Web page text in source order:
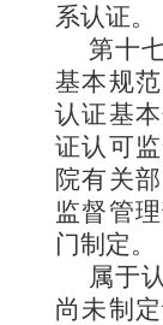
系认证。
第十
基本规
认证基
证认可
院有关
监督管
门制定。
属于
尚未制